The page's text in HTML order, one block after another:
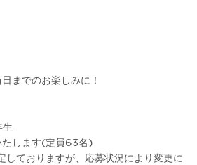
までのお楽しみに！
生
します(定員63名)
しておりますが、応募状況により変更に